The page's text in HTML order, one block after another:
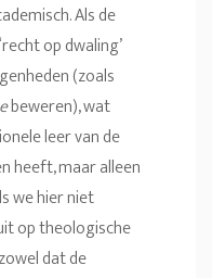
Als de
op dwaling’
(zoals
beweren), wat
leer van de
heeft, maar alleen
we hier niet
op theologische
dat de